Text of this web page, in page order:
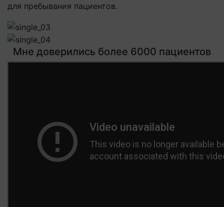
для пребывания пациентов.
Мне доверились более 6000 пациентов